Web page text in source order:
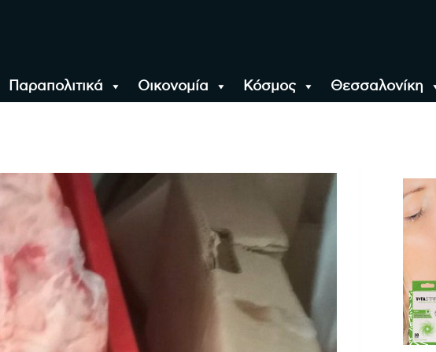
Παραπολιτικά Οικονομία Κόσμος Θεσσαλονίκη